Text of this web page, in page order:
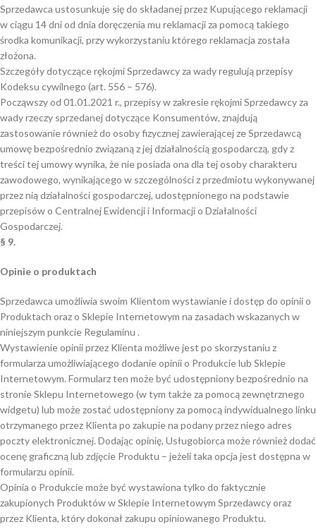
Sprzedawca ustosunkuje się do składanej przez Kupującego reklamacji
w ciągu 14 dni od dnia doręczenia mu reklamacji za pomocą takiego
środka komunikacji, przy wykorzystaniu którego reklamacja została
złożona.
Szczegóły dotyczące rękojmi Sprzedawcy za wady regulują przepisy
Kodeksu cywilnego (art. 556 – 576).
Począwszy od 01.01.2021 r., przepisy w zakresie rękojmi Sprzedawcy za
wady rzeczy sprzedanej dotyczące Konsumentów, znajdują
zastosowanie również do osoby fizycznej zawierającej ze Sprzedawcą
umowę bezpośrednio związaną z jej działalnością gospodarczą, gdy z
treści tej umowy wynika, że nie posiada ona dla tej osoby charakteru
zawodowego, wynikającego w szczególności z przedmiotu wykonywanej
przez nią działalności gospodarczej, udostępnionego na podstawie
przepisów o Centralnej Ewidencji i Informacji o Działalności
Gospodarczej.
§ 9.
Opinie o produktach
Sprzedawca umożliwia swoim Klientom wystawianie i dostęp do opinii o
Produktach oraz o Sklepie Internetowym na zasadach wskazanych w
niniejszym punkcie Regulaminu .
Wystawienie opinii przez Klienta możliwe jest po skorzystaniu z
formularza umożliwiającego dodanie opinii o Produkcie lub Sklepie
Internetowym. Formularz ten może być udostępniony bezpośrednio na
stronie Sklepu Internetowego (w tym także za pomocą zewnętrznego
widgetu) lub może zostać udostępniony za pomocą indywidualnego linku
otrzymanego przez Klienta po zakupie na podany przez niego adres
poczty elektronicznej. Dodając opinię, Usługobiorca może również dodać
ocenę graficzną lub zdjęcie Produktu – jeżeli taka opcja jest dostępna w
formularzu opinii.
Opinia o Produkcie może być wystawiona tylko do faktycznie
zakupionych Produktów w Sklepie Internetowym Sprzedawcy oraz
przez Klienta, który dokonał zakupu opiniowanego Produktu.